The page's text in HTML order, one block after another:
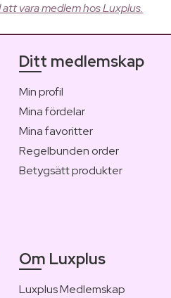
vara medlem hos Luxplus.
Ditt medlemskap
Min profil
Mina fördelar
Mina favoritter
Regelbunden order
Betygsätt produkter
Om Luxplus
Luxplus Medlemskap